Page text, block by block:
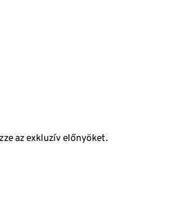
az exkluzív előnyöket.